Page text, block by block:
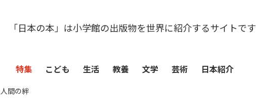
「日本の本」は小学館の出版物を世界に紹介するサイトです
特集 こども 生活 教養 文学 芸術 日本紹介
人間の絆